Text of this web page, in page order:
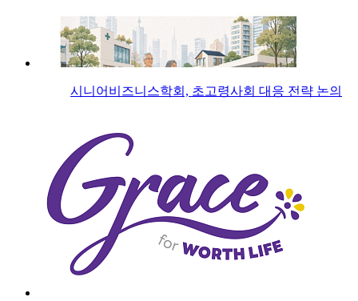
시니어비즈니스학회, 초고령사회 대응 전략 논의